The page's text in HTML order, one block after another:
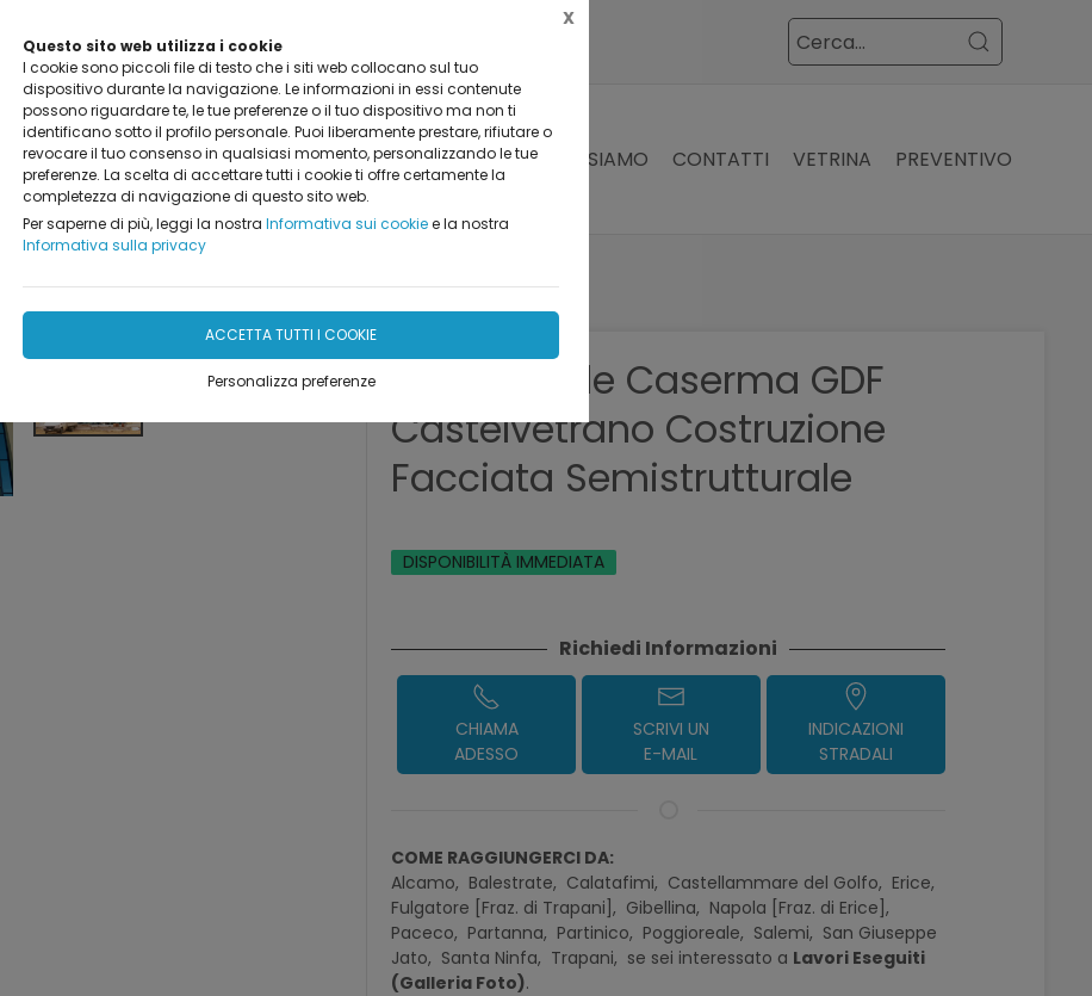
Questo sito web utilizza i cookie
I cookie sono piccoli file di testo che i siti web collocano sul tuo
dispositivo durante la navigazione. Le informazioni in essi contenute
possono riguardare te, le tue preferenze o il tuo dispositivo ma non ti
identificano sotto il profilo personale. Puoi liberamente prestare, rifiutare o
revocare il tuo consenso in qualsiasi momento, personalizzando le tue
preferenze. La scelta di accettare tutti i cookie ti offre certamente la
completezza di navigazione di questo sito web.
Per saperne di più, leggi la nostra Informativa sui cookiee la nostra
Informativa sulla privacy
ACCETTA TUTTI I COOKIE
Personalizza preferenze
X
PRODOTTI REALIZZAZIONI MARCHI TRATTATI DOVE SIAMO CONTATTI VETRINA PREVENTIVO
Nuova Sede Caserma GDF
Castelvetrano Costruzione
Facciata Semistrutturale
DISPONIBILITÀ IMMEDIATA
Richiedi Informazioni
CHIAMA
ADESSO
SCRIVI UN
E-MAIL
INDICAZIONI
STRADALI
COME RAGGIUNGERCI DA:
Alcamo, Balestrate, Calatafimi, Castellammare del Golfo, Erice,
Fulgatore [Fraz. di Trapani], Gibellina, Napola [Fraz. di Erice],
Paceco, Partanna, Partinico, Poggioreale, Salemi, San Giuseppe
Jato, Santa Ninfa, Trapani, se sei interessato a Lavori Eseguiti
(Galleria Foto).